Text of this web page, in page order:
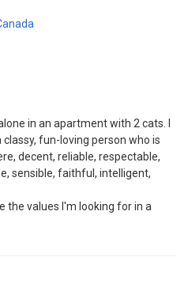
in an apartment with 2 cats. I
fun-loving person who is
decent, reliable, respectable,
sensible, faithful, intelligent,
the values I'm looking for in a